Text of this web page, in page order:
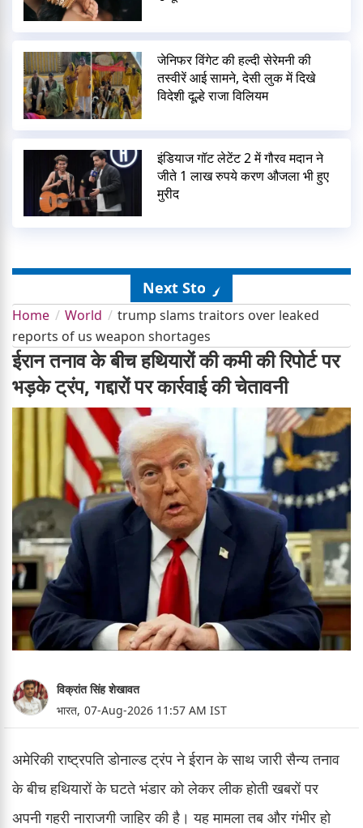
जेनिफर विंगेट की हल्दी सेरेमनी की
तस्वीरें आई सामने, देसी लुक में दिखे
विदेशी दूल्हे राजा विलियम
इंडियाज गॉट लेटेंट 2 में गौरव मदान ने
जीते 1 लाख रुपये करण औजला भी हुए
मुरीद
Next Story
Home World
trump slams traitors over leaked
reports of us weapon shortages
ईरान तनाव के बीच हथियारों की कमी की रिपोर्ट पर
भड़के ट्रंप, गद्दारों पर कार्रवाई की चेतावनी
विक्रांत सिंह शेखावत
भारत, 07-Aug-2026 11:57 AM IST
अमेरिकी राष्ट्रपति डोनाल्ड ट्रंप ने ईरान के साथ जारी सैन्य तनाव
के बीच हथियारों के घटते भंडार को लेकर लीक होती खबरों पर
अपनी गहरी नाराजगी जाहिर की है। यह मामला तब और गंभीर हो